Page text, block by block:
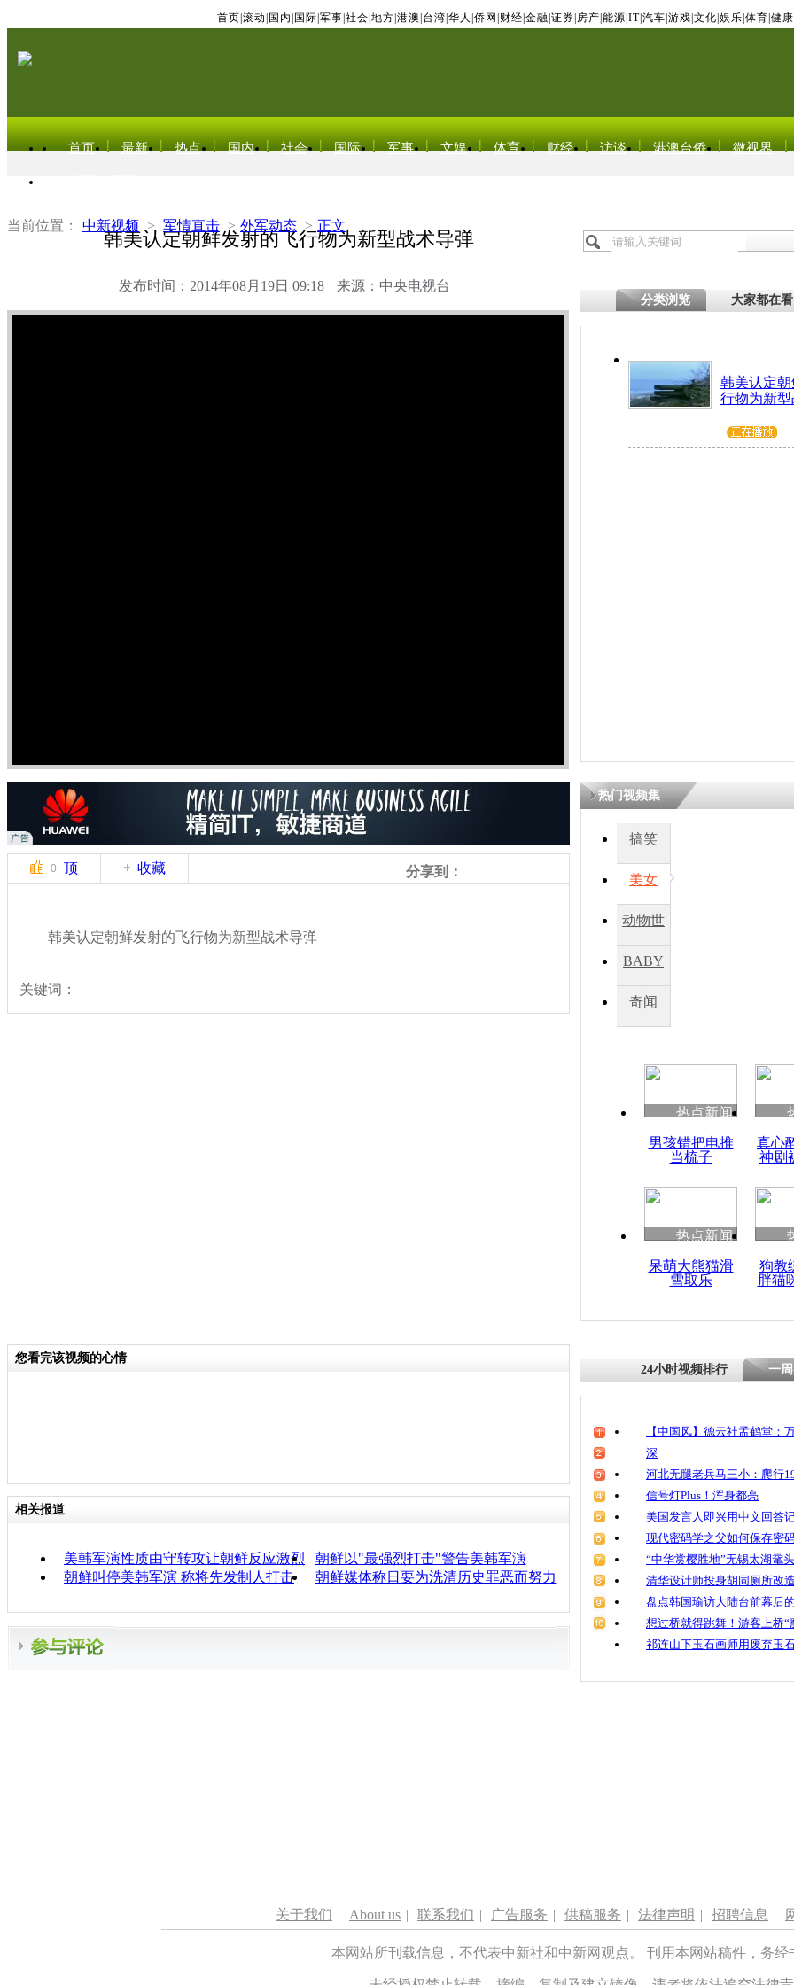
首页 滚动 国内 国际 军事 社会 地方 港澳 台湾 华人 侨网 财经 金融 证券 房产 能源 IT| 汽车 游戏 文化 娱乐 体育 健康
首页 最新 热点 国内 社会 国际 军事 文娱 体育 财经 访谈 港澳台侨 微视界
当前位置： 中新视频 > 军情直击 > 外军动态 > 正文
韩美认定朝鲜发射的飞行物为新型战术导弹
发布时间：2014年08月19日 09:18 来源：中央电视台
分类浏览 大家都在看
韩美认定
行物为新
0 顶 收藏 分享到：
韩美认定朝鲜发射的飞行物为新型战术导弹
关键词：
热门视频集
搞笑
美女
动物世
BABY
秀
奇闻
热点新闻
男孩错把电推
当梳子
真心
神剧
热点新闻
呆萌大熊猫滑
雪取乐
狗教
胖猫
您看完该视频的心情
相关报道
美韩军演性质由守转攻让朝鲜反应激烈
朝鲜以"最强烈打击"警告美韩军演
朝鲜叫停美韩军演 称将先发制人打击
朝鲜媒体称日要为洗清历史罪恶而努力
24小时视频排行 一
【中国风】德云社孟鹤堂：
深
河北无腿老兵马三小：爬行
信号灯Plus！浑身都亮
美国发言人即兴用中文回答
现代密码学之父如何保存
“中华赏樱胜地”无锡太湖鼋
清华设计师投身胡同厕所改
盘点韩国瑜访大陆台前幕后
想过桥就得跳舞！游客上桥“
祁连山下玉石画师用废弃玉
关于我们 | About us | 联系我们 | 广告服务 | 供稿服务 | 法律声明 | 招聘信息 |
本网站所刊载信息，不代表中新社和中新网观点。 刊用本网站稿件，务经